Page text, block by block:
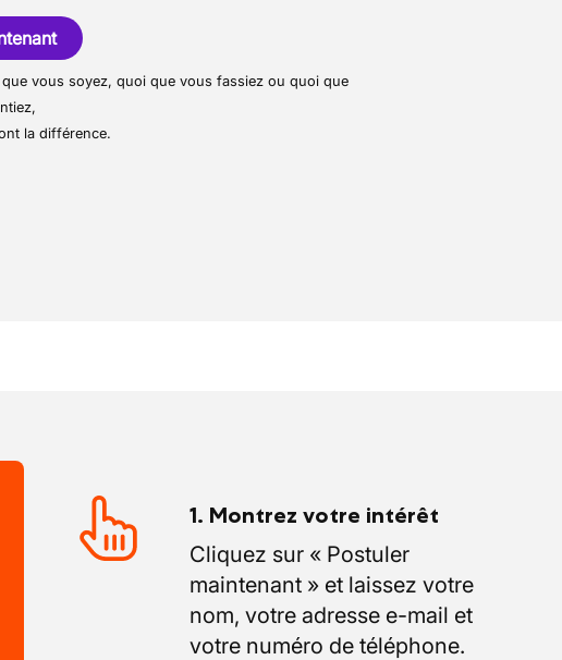
et la réglementation du
véhicule et signaler toute
des clients avec
complets.
vous soyez, quoi que vous fassiez ou quoi que
la différence.
1. Montrez votre intérêt
Cliquez sur « Postuler
maintenant » et laissez votre
nom, votre adresse e-mail et
votre numéro de téléphone.